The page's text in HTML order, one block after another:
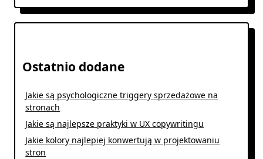
Ostatnio dodane
Jakie są psychologiczne triggery sprzedażowe na
stronach
Jakie są najlepsze praktyki w UX copywritingu
Jakie kolory najlepiej konwertują w projektowaniu
stron